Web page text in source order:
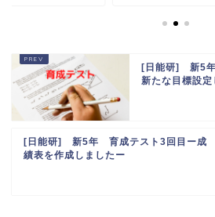
[日能研] 新5
新たな目標設定
[日能研] 新5年 育成テスト3回目ー成
績表を作成しましたー